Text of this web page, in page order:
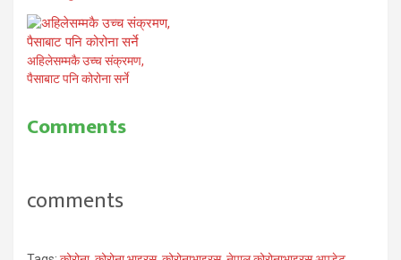
अहिलेसम्मकै उच्च संक्रमण,
पैसाबाट पनि कोरोना सर्ने
Comments
comments